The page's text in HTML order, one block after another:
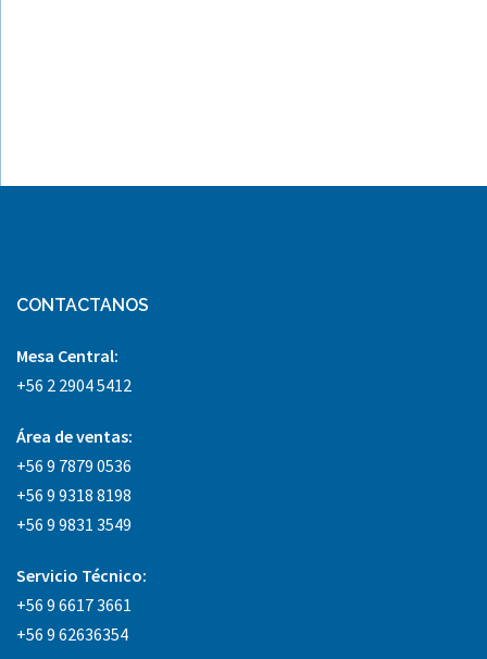
CONTACTANOS
Mesa Central:
+56 2 2904 5412
Área de ventas:
+56 9 7879 0536
+56 9 9318 8198
+56 9 9831 3549
Servicio Técnico:
+56 9 6617 3661
+56 9 62636354